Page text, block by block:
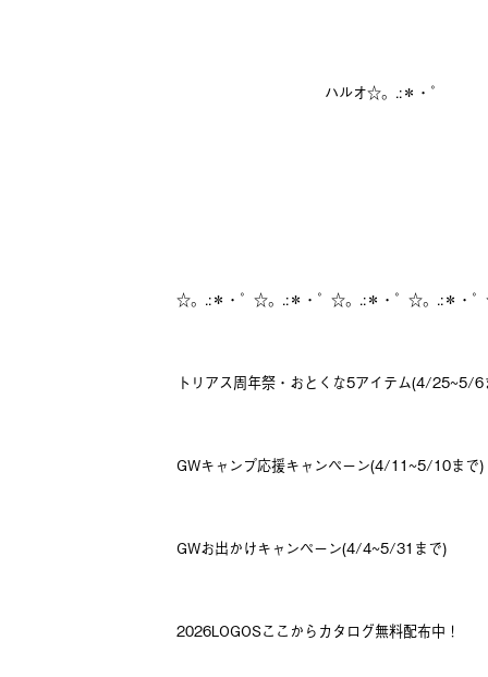
ハルオ☆。.:＊・゜
☆。.:＊・゜☆。.:＊・゜☆。.:＊・゜☆。.:＊・
トリアス周年祭・おとくな5アイテム(4/25~5/6
GWキャンプ応援キャンペーン(4/11~5/10まで)
GWお出かけキャンペーン(4/4~5/31まで)
2026LOGOSここからカタログ無料配布中！